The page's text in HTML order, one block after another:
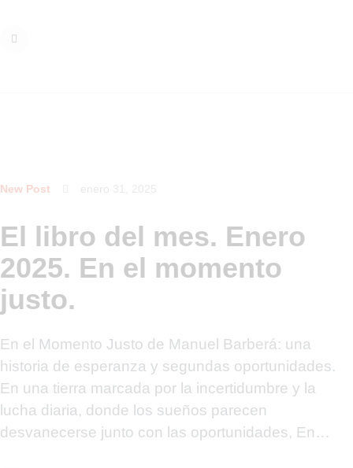
New Post enero 31, 2025
El libro del mes. Enero
2025. En el momento
justo.
En el Momento Justo de Manuel Barberá: una
historia de esperanza y segundas oportunidades.
En una tierra marcada por la incertidumbre y la
lucha diaria, donde los sueños parecen
desvanecerse junto con las oportunidades, En…